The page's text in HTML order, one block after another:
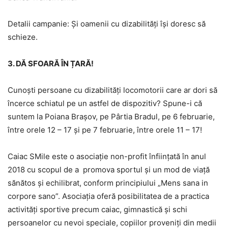
Detalii campanie: Și oamenii cu dizabilități își doresc să
schieze.
3. DĂ SFOARĂ ÎN ȚARĂ!
Cunoști persoane cu dizabilități locomotorii care ar dori să
încerce schiatul pe un astfel de dispozitiv? Spune-i că
suntem la Poiana Brașov, pe Pârtia Bradul, pe 6 februarie,
între orele 12 – 17 și pe 7 februarie, între orele 11 – 17!
Caiac SMile este o asociație non-profit înființată în anul
2018 cu scopul de a promova sportul şi un mod de viaţă
sănătos și echilibrat, conform principiului „Mens sana in
corpore sano”. Asociația oferă posibilitatea de a practica
activități sportive precum caiac, gimnastică și schi
persoanelor cu nevoi speciale, copiilor proveniți din medii